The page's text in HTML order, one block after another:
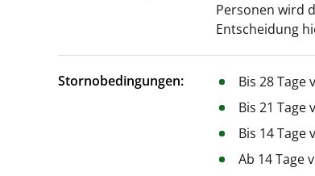
Personen wird
Entscheidung
Stornobedingungen:
Bis 28 Tage
Bis 21 Tage
Bis 14 Tage
Ab 14 Tage